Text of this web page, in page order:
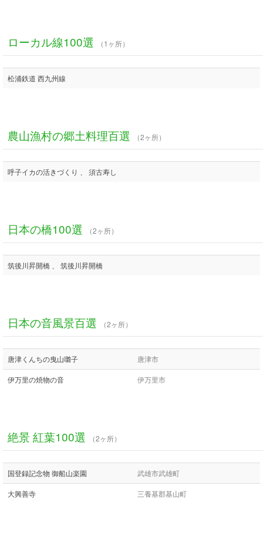
ローカル線100選 （1ヶ所）
松浦鉄道 西九州線
農山漁村の郷土料理百選 （2ヶ所）
呼子イカの活きづくり 、 須古寿し
日本の橋100選 （2ヶ所）
筑後川昇開橋 、 筑後川昇開橋
日本の音風景百選 （2ヶ所）
唐津くんちの曳山囃子 唐津市
伊万里の焼物の音 伊万里市
絶景 紅葉100選 （2ヶ所）
国登録記念物 御船山楽園 武雄市武雄町
大興善寺 三養基郡基山町